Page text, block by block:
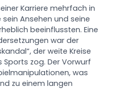
Karriere mehrfach in
sein Ansehen und seine
beeinflussten. Eine
war der
der weite Kreise
zog. Der Vorwurf
was
zu einem langen